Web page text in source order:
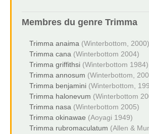
Membres du genre Trimma
Trimma anaima (Winterbottom, 2000)
Trimma cana (Winterbottom 2004)
Trimma griffithsi (Winterbottom 1984)
Trimma annosum (Winterbottom,
Trimma benjamini (Winterbottom,
Trimma halonevum (Winterbottom
Trimma nasa (Winterbottom 2005)
Trimma okinawae (Aoyagi 1949)
Trimma rubromaculatum (Allen &